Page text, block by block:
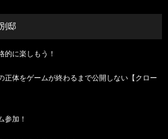
邸
的に楽しもう！
正体をゲームが終わるまで公開しない【クロー
参加！